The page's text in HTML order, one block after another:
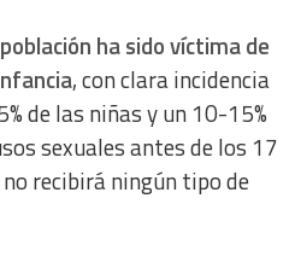
ha sido víctima de
, con clara incidencia
de las niñas y un 10-15%
sexuales antes de los 17
recibirá ningún tipo de